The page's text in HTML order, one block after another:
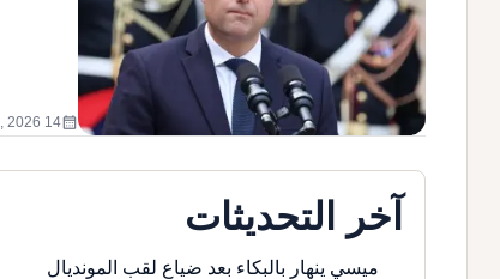
calendar_month
14 Jul, 2026
آخر التحديثات
ميسي ينهار بالبكاء بعد ضياع لقب المونديال